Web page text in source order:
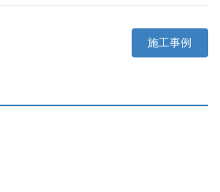
施工事例